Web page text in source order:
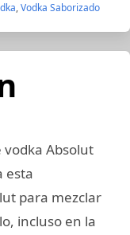
,Vodka Saborizado
vodka Absolut
esta
para mezclar
incluso en la